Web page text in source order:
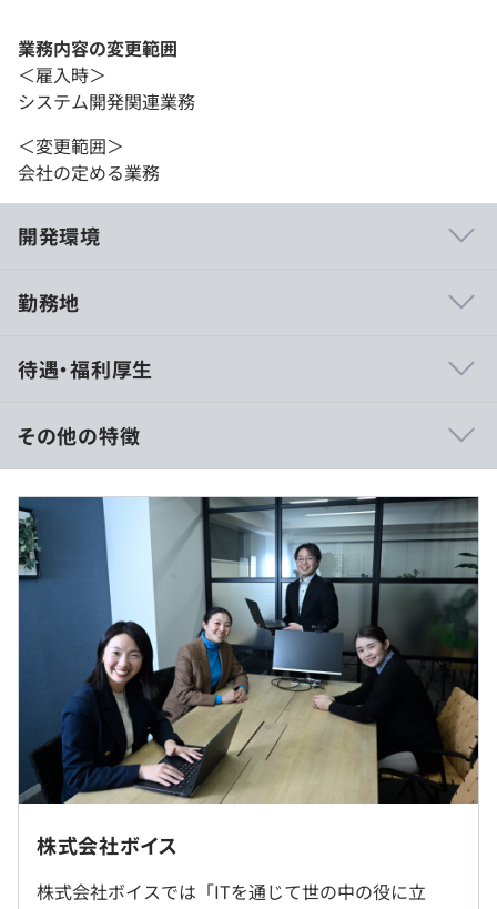
業務内容の変更範囲
＜雇入時＞
システム開発関連業務
＜変更範囲＞
会社の定める業務
開発環境
離で働けます。
ど、プライベート時間も確保できます。
◎スキル×経験×実績で年収50〜100万円アップも可能で
す。
■BtoCサービスビッグデータ分析
（Python、tableau、SQL, Azure等）
■官公庁系次世代システム
（Java、angular、VB.net、C#.net、AWS）
■海外向けスマートフォンアプリ
（iOS、Android、Vue.js、Node.js、Nuxt.js）
■資格取得支援制度
■書籍購入費支給
勤務地
社内もしくはお客様先（大阪府内）での勤務となります。
◎一部在宅勤務OK！
待遇・福利厚生
※年俸600～900万想定
■賃金形態：年俸制（年俸を12分割）
■賃金の決定方法：当社規定により決定いたします
■月給：約50万円〜75万円
・基本給：約38万円〜57万1千円
・固定残業代：40時間分、約120,000円～179,000円（超
過分は別途支給）
（※ 想定年収は年収提示額を保証するものではありません）
※プロジェクト先により多少異なる場合があります。
その他の特徴
株式会社ボイス
株式会社ボイスでは「ITを通じて世の中の役に立